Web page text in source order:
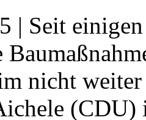
| Seit
nicht
(CDU)